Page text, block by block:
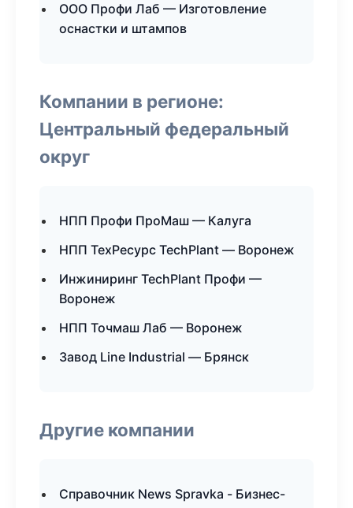
ООО Профи Лаб — Изготовление
оснастки и штампов
Компании в регионе:
Центральный федеральный
округ
НПП Профи ПроМаш — Калуга
НПП ТехРесурс TechPlant — Воронеж
Инжиниринг TechPlant Профи —
Воронеж
НПП Точмаш Лаб — Воронеж
Завод Line Industrial — Брянск
Другие компании
Справочник News Spravka - Бизнес-